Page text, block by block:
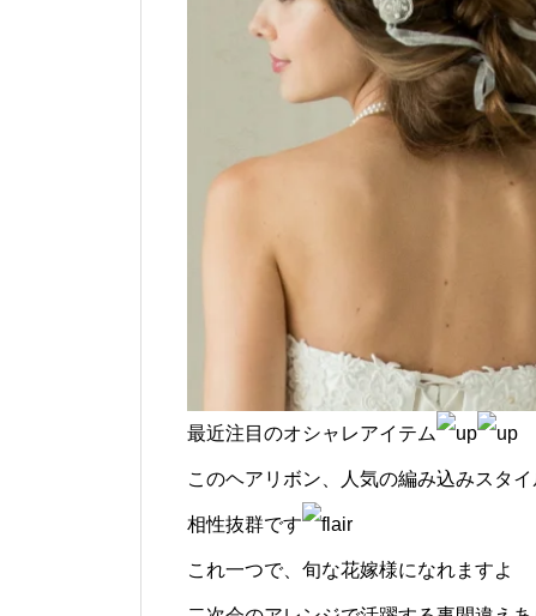
最近注目のオシャレアイテム
このヘアリボン、人気の編み込みスタ
相性抜群です
これ一つで、旬な花嫁様になれますよ